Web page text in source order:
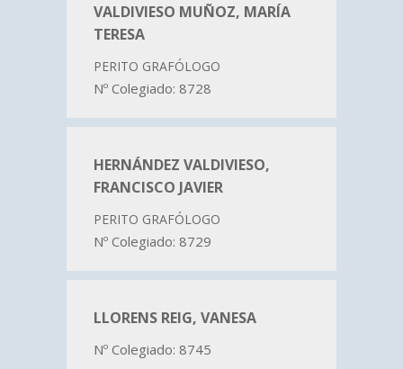
VALDIVIESO MUÑOZ, MARÍA
TERESA
PERITO GRAFÓLOGO
Nº Colegiado: 8728
HERNÁNDEZ VALDIVIESO,
FRANCISCO JAVIER
PERITO GRAFÓLOGO
Nº Colegiado: 8729
LLORENS REIG, VANESA
Nº Colegiado: 8745